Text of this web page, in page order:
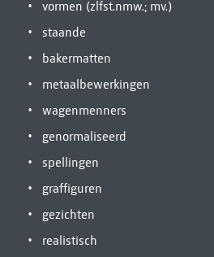
vormen (zlfst.nmw.; mv.)
staande
bakermatten
metaalbewerkingen
wagenmenners
genormaliseerd
spellingen
graffiguren
gezichten
realistisch